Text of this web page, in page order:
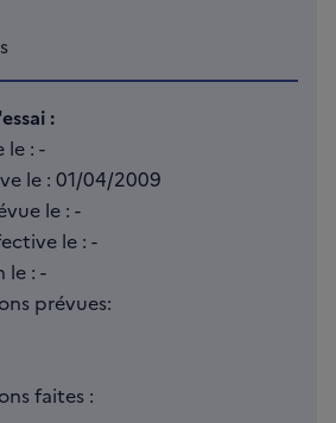
:
le : -
le : 01/04/2009
le : -
le : -
le : -
prévues:
faites :